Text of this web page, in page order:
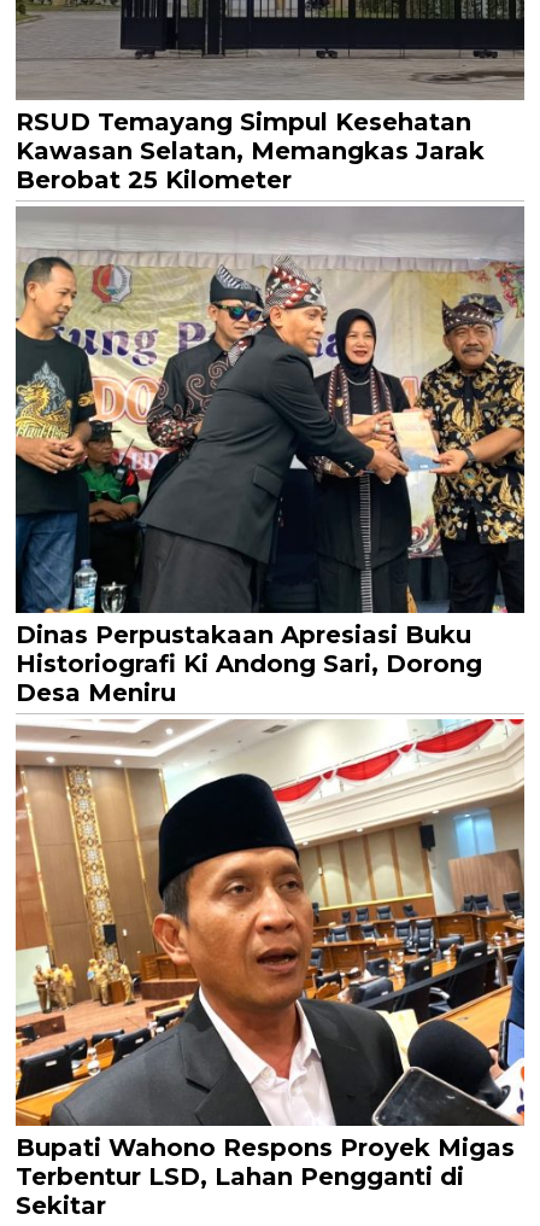
RSUD Temayang Simpul Kesehatan
Kawasan Selatan, Memangkas Jarak
Berobat 25 Kilometer
Dinas Perpustakaan Apresiasi Buku
Historiografi Ki Andong Sari, Dorong
Desa Meniru
Bupati Wahono Respons Proyek Migas
Terbentur LSD, Lahan Pengganti di
Sekitar